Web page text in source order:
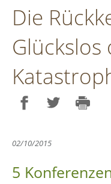
Die
Glückslos
02/10/2015
5